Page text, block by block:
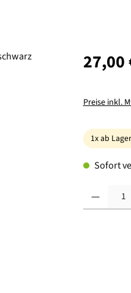
Regulärer
27,00
Preise inkl.
1x ab
Sofort
Produkt